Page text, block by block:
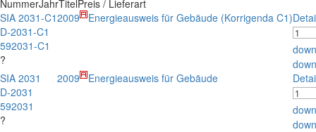
NummerJahrTitelPreis / Lieferart
SIA 2031-C1
D-2031-C1
592031-C1
?
2009 Energieausweis für Gebäude (Korrigenda C1)
SIA 2031
D-2031
592031
?
2009 Energieausweis für Gebäude